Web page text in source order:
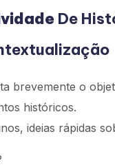
De
brevemente o
históricos.
ideias rápidas